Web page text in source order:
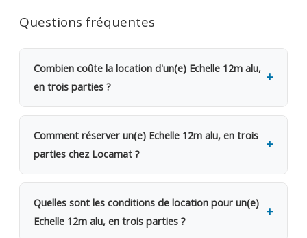
Questions fréquentes
Combien coûte la location d'un(e) Echelle 12m alu,
en trois parties ?
La location d'un(e) Echelle 12m alu, en trois parties
coûte 25€ TVAC par jour (20.66€ HTVA). Une
caution de 200€ est demandée. Dès le 2e jour,
bénéficiez d'une remise de 20%. Pour une semaine
complète, seuls 4 jours sont facturés. Pour un mois,
Comment réserver un(e) Echelle 12m alu, en trois
parties chez Locamat ?
Rendez-vous dans l'une de nos 5 agences en
Belgique ou appelez-nous pour vérifier la
disponibilité. Le retrait se fait sur place le jour
même, avec possibilité de livraison sur votre
Quelles sont les conditions de location pour un(e)
Echelle 12m alu, en trois parties ?